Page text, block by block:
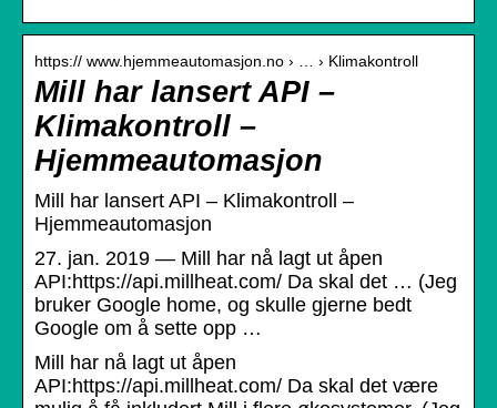
https:// www.hjemmeautomasjon.no › … › Klimakontroll
Mill har lansert API –
Klimakontroll –
Hjemmeautomasjon
Mill har lansert API – Klimakontroll –
Hjemmeautomasjon
27. jan. 2019 — Mill har nå lagt ut åpen
API:https://api.millheat.com/ Da skal det … (Jeg
bruker Google home, og skulle gjerne bedt
Google om å sette opp …
Mill har nå lagt ut åpen
API:https://api.millheat.com/ Da skal det være